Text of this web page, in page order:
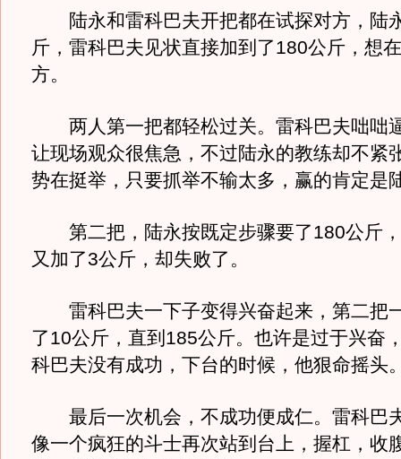
陆永和雷科巴夫开把都在试探对方，陆
斤，雷科巴夫见状直接加到了180公斤，想
方。
两人第一把都轻松过关。雷科巴夫咄咄
让现场观众很焦急，不过陆永的教练却不紧
势在挺举，只要抓举不输太多，赢的肯定是
第二把，陆永按既定步骤要了180公斤，
又加了3公斤，却失败了。
雷科巴夫一下子变得兴奋起来，第二把
了10公斤，直到185公斤。也许是过于兴奋
科巴夫没有成功，下台的时候，他狠命摇头
最后一次机会，不成功便成仁。雷科巴
像一个疯狂的斗士再次站到台上，握杠，收